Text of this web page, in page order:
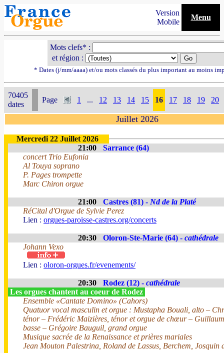
Version
Mobile
Menu
Mots clefs* :
et région :
* Dates (j/mm/aaaa) et/ou mots classés du plus important au moins
70405
dates
Page 1 ... 12 13 14 15 16 17 18 19 20
Juillet 2026
Mercredi 22 Juillet 2026
21:00
Sarrance (64)
concert Trio Eufonia
Al Touya soprano
P. Pages trompette
Marc Chiron orgue
21:00 Castres (81) - Nd de la Platé
RéCital d'Orgue de Sylvie Perez
Lien : orgues-paroisse-castres.org/concerts
20:30 Oloron-Ste-Marie (64) - cathédrale
Johann Vexo
Lien : oloron-orgues.fr/evenements/
20:30 Rodez (12) - cathédrale
Les orgues chantent au coeur de Rodez
Ensemble «Cantate Domino» (Cahors)
Quatuor vocal masculin et orgue : Mustapha Bouali, alto –
ténor – Frédéric Maizières, ténor et orgue de chœur –
basse – Grégoire Bauguil, grand orgue
Musique sacrée de la Renaissance et prières mariales
Jean Mouton Palestrina, Roland de Lassus, Berchem, Josquin